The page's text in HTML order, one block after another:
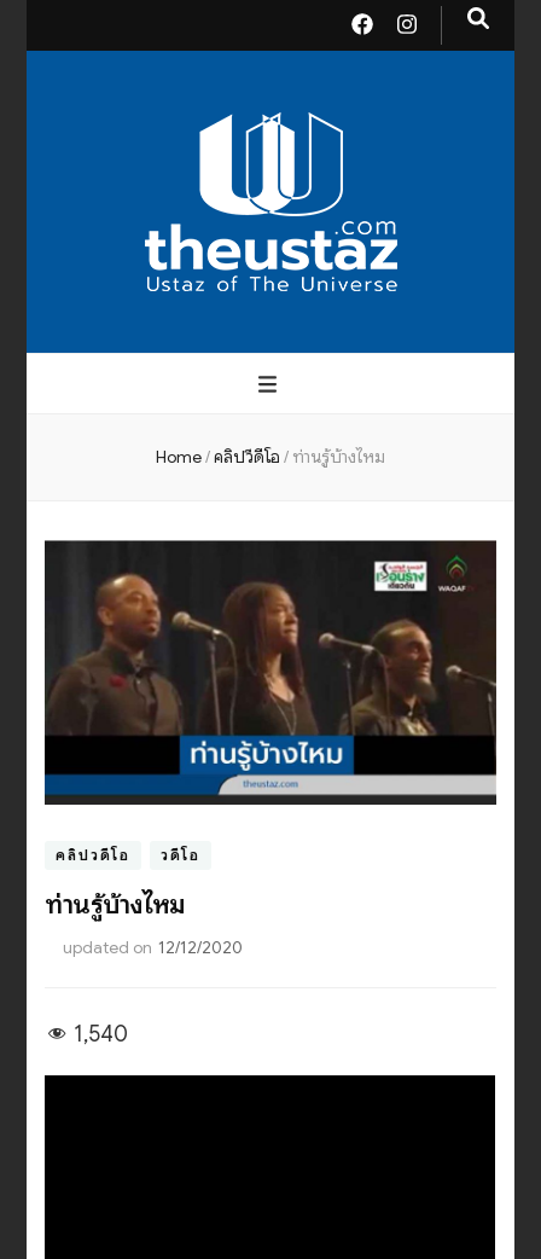
Home/คลิปวีดีโอ / ท่านรู้บ้างไหม
คลิปวีดีโอ วีดีโอ
ท่านรู้บ้างไหม
updated on 12/12/2020
1,540